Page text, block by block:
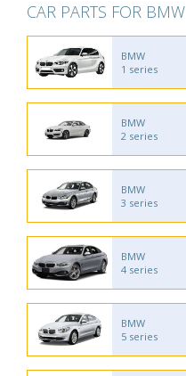
CAR PARTS FOR BMW
BMW
1 series
BMW
2 series
BMW
3 series
BMW
4 series
BMW
5 series